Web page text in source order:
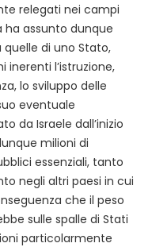
relegati nei campi
ha assunto dunque
di uno Stato,
l’istruzione,
lo sviluppo delle
eventuale
da Israele dall’inizio
milioni di
essenziali, tanto
negli altri paesi in cui
che il peso
sulle spalle di Stati
particolarmente